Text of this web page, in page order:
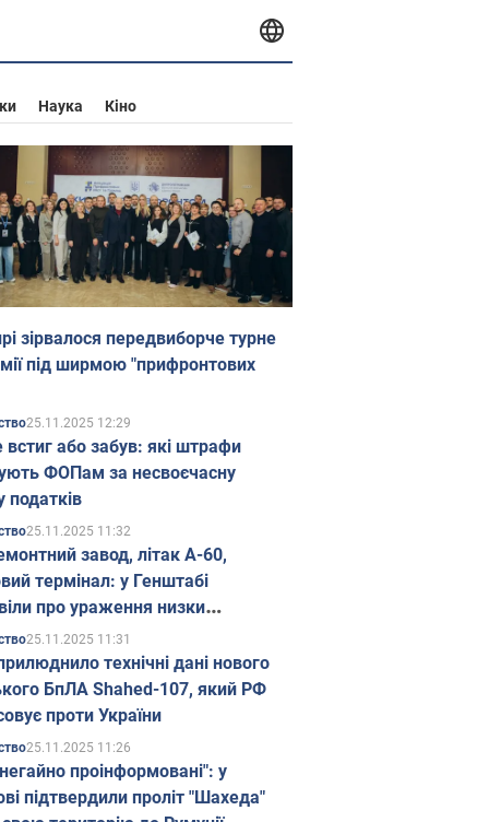
Наука Кіно
зірвалося передвиборче турне
під ширмою "прифронтових
25.11.2025 12:29
встиг або забув: які штрафи
ФОПам за несвоєчасну
податків
25.11.2025 11:32
завод, літак А-60,
термінал: у Генштабі
про ураження низки
об'єктів Росії
25.11.2025 11:31
технічні дані нового
БпЛА Shahed-107, який РФ
проти України
25.11.2025 11:26
проінформовані": у
підтвердили проліт "Шахеда"